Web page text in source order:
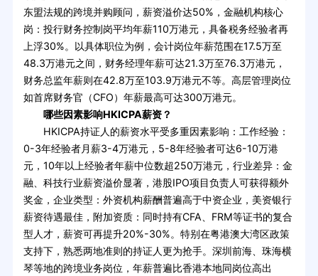
东盟法规的跨境并购顾问，薪资溢价达50%，金融机构核心
岗：投行财务控制岗平均年薪110万港元，具备税务经验者再
上浮30%。以具体职位为例，会计岗位年薪范围在17.5万至
48.3万港元之间，财务经理年薪可达21.3万至76.3万港元，
财务总监年薪则在42.8万至103.9万港元不等。高层管理岗位
如首席财务官（CFO）年薪最高可达300万港元。
哪些因素影响HKICPA薪资？
HKICPA持证人的薪资水平受多重因素影响：工作经验：
0-3年经验者月薪3-4万港元，5-8年经验者可达6-10万港
元，10年以上经验者年薪中位数超250万港元，行业差异：金
融、科技行业薪资溢价显著，港股IPO项目负责人可获得额外
奖金，企业类型：外资机构薪酬普遍高于中资企业，美资银行
薪资待遇最佳，附加资质：同时持有CFA、FRM等证书的复合
型人才，薪资可再提升20%-30%。特别在粤港澳大湾区政策
支持下，熟悉两地准则的持证人更为抢手。深圳前海、珠海横
琴等地的跨境业务岗位，年薪普遍比香港本地同岗位高出